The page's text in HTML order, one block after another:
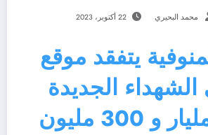
محمد البحيري 22 أكتوبر، 2023
يتفقد موقع
الجديدة
بتكلفة ” مليار و 300 مليون